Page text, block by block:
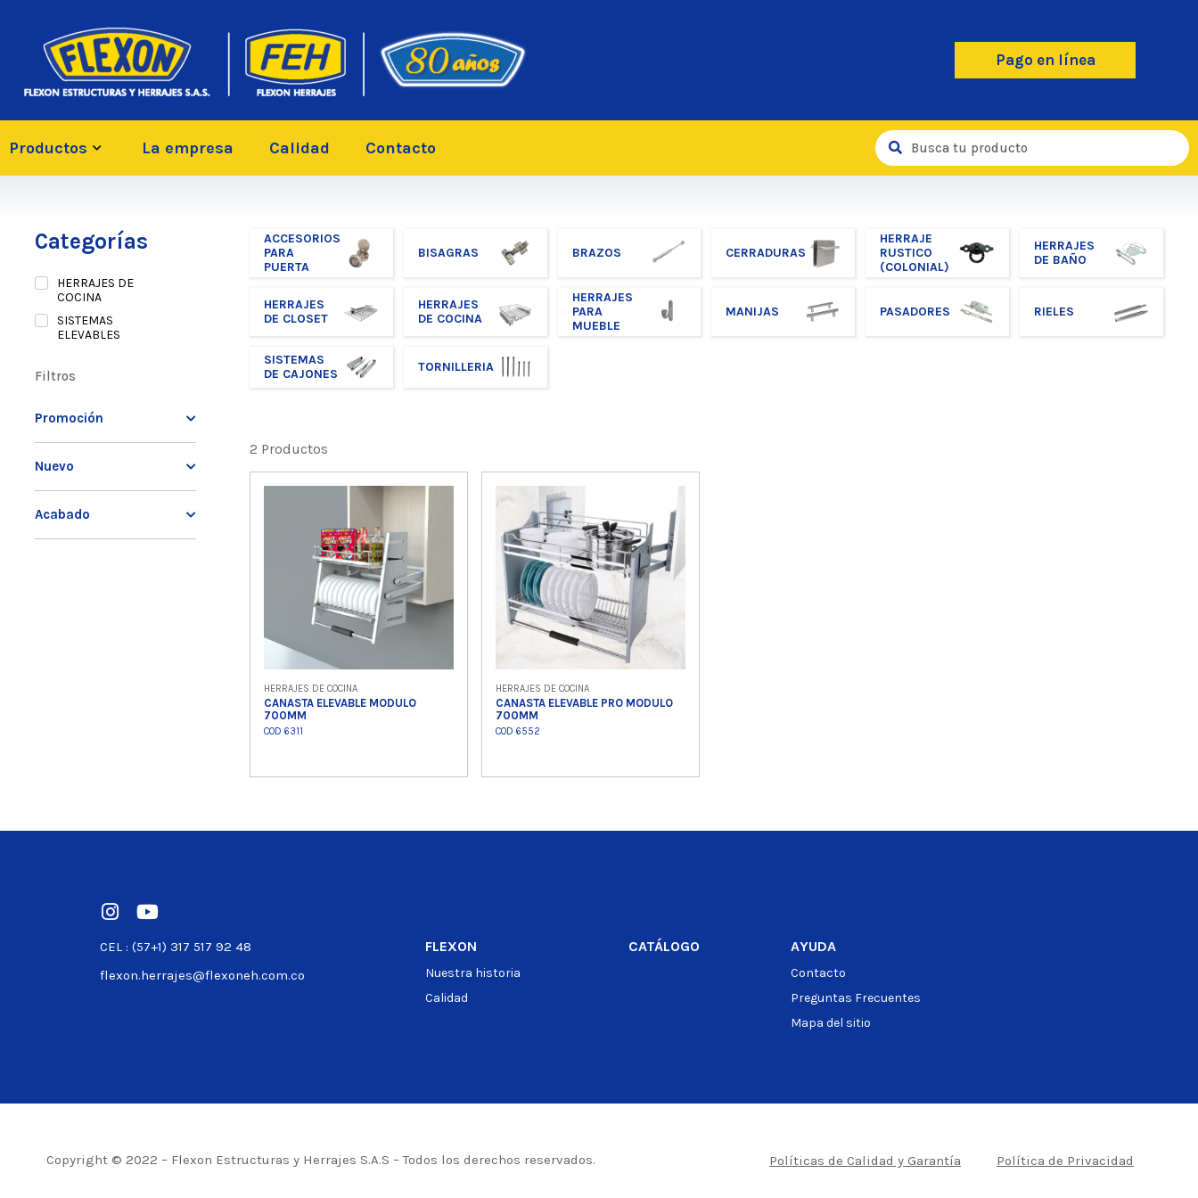
Pago en línea
Productos La empresa Calidad Contacto
Categorías
HERRAJES DE
COCINA
SISTEMAS
ELEVABLES
Filtros
Promoción
Nuevo
Acabado
ACCESORIOS
PARA
PUERTA
BISAGRAS BRAZOS CERRADURAS
HERRAJE
RUSTICO
(COLONIAL)
HERRAJES
DE BAÑO
HERRAJES
DE CLOSET
HERRAJES
DE COCINA
HERRAJES
PARA
MUEBLE
MANIJAS PASADORES RIELES
SISTEMAS
DE CAJONES
TORNILLERIA
2 Productos
HERRAJES DE COCINA
CANASTA ELEVABLE MODULO
700MM
COD 6311
HERRAJES DE COCINA
CANASTA ELEVABLE PRO MODULO
700MM
COD 6552
CEL : (57+1) 317 517 92 48
flexon.herrajes@flexoneh.com.co
FLEXON
Nuestra historia
Calidad
CATÁLOGO AYUDA
Contacto
Preguntas Frecuentes
Mapa del sitio
Copyright © 2022 – Flexon Estructuras y Herrajes S.A.S – Todos los derechos reservados. Políticas de Calidad y Garantía Política de Privacidad